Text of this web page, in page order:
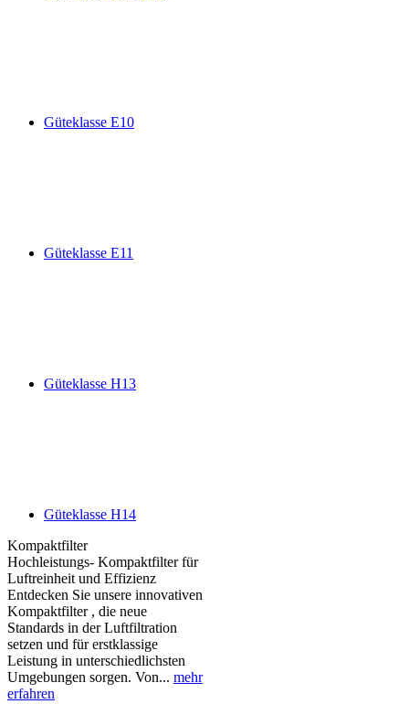
Güteklasse E10
Güteklasse E11
Güteklasse H13
Güteklasse H14
Kompaktfilter
Hochleistungs- Kompaktfilter für
Luftreinheit und Effizienz
Entdecken Sie unsere innovativen
Kompaktfilter , die neue
Standards in der Luftfiltration
setzen und für erstklassige
Leistung in unterschiedlichsten
Umgebungen sorgen. Von... mehr
erfahren